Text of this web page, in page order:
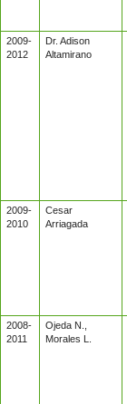
2009-
2012
Dr. Adison
Altamirano
2009-
2010
Cesar
Arriagada
2008-
2011
Ojeda N.,
Morales L.